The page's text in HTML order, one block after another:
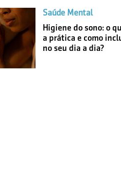
Saúde Mental
Higiene do sono: o
a prática e como
no seu dia a dia?